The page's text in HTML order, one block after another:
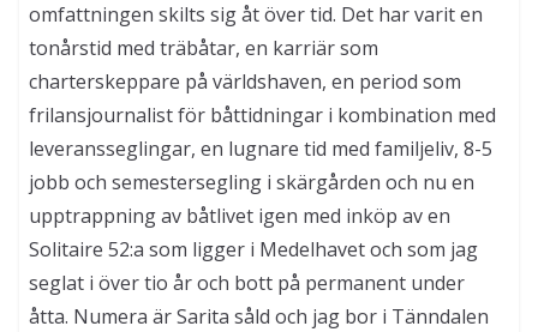
omfattningen skilts sig åt över tid. Det har varit en
tonårstid med träbåtar, en karriär som
charterskeppare på världshaven, en period som
frilansjournalist för båttidningar i kombination med
leveransseglingar, en lugnare tid med familjeliv, 8-5
jobb och semestersegling i skärgården och nu en
upptrappning av båtlivet igen med inköp av en
Solitaire 52:a som ligger i Medelhavet och som jag
seglat i över tio år och bott på permanent under
åtta. Numera är Sarita såld och jag bor i Tänndalen